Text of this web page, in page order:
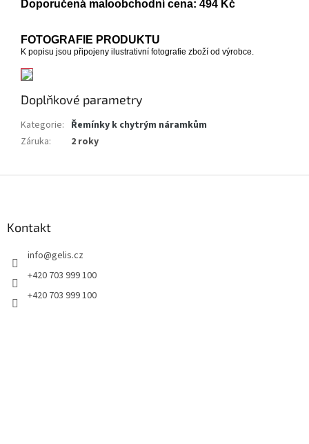
Doporučená maloobchodní cena: 494 Kč
FOTOGRAFIE PRODUKTU
K popisu jsou připojeny ilustrativní fotografie zboží od výrobce.
Doplňkové parametry
Kategorie: Řemínky k chytrým náramkům
Záruka: 2 roky
Kontakt
info@gelis.cz
+420 703 999 100
+420 703 999 100